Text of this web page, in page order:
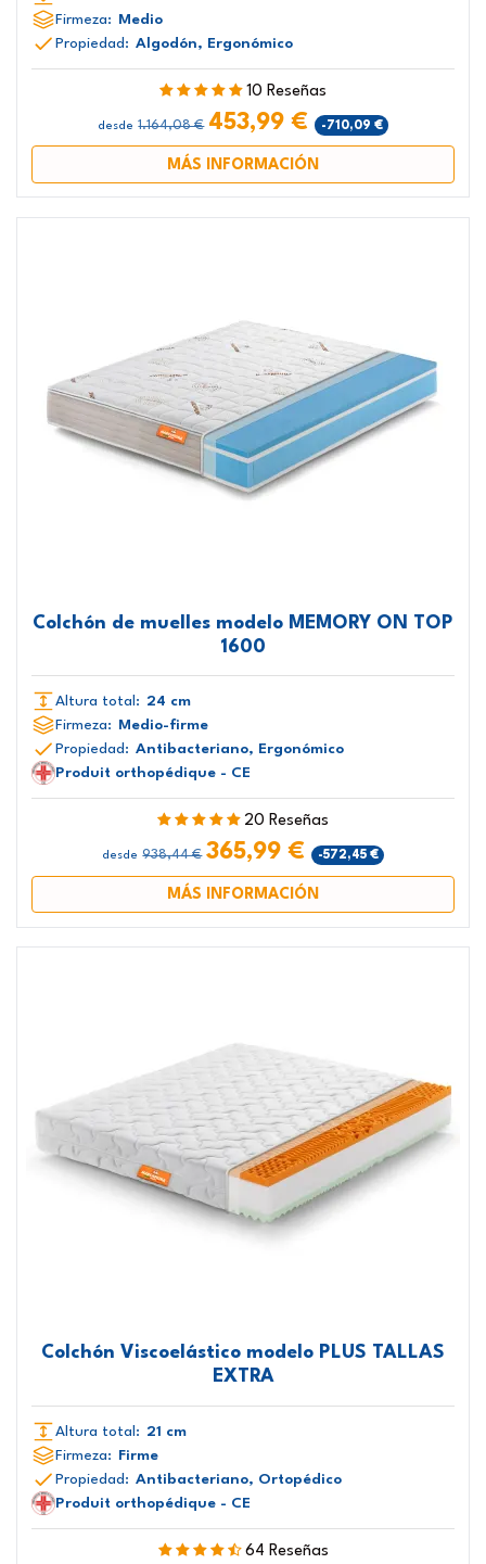
Firmeza: Medio
Propiedad: Algodón, Ergonómico
10 Reseñas
desde 1.164,08 € 453,99 € -710,09 €
MÁS INFORMACIÓN
Colchón de muelles modelo MEMORY ON TOP
1600
Altura total: 24 cm
Firmeza:
Medio-firme
Propiedad: Antibacteriano, Ergonómico
Produit orthopédique - CE
20 Reseñas
desde 938,44 € 365,99 € -572,45 €
MÁS INFORMACIÓN
Colchón Viscoelástico modelo PLUS TALLAS
EXTRA
Altura total: 21 cm
Firmeza: Firme
Propiedad: Antibacteriano, Ortopédico
Produit orthopédique - CE
64 Reseñas